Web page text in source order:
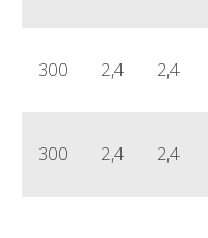
300 2,4 2,4
300 2,4 2,4